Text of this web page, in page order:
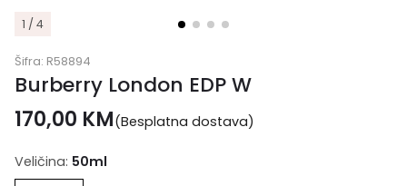
1 / 4
Šifra: R58894
Burberry London EDP W
170,00 KM(Besplatna dostava)
Veličina: 50ml